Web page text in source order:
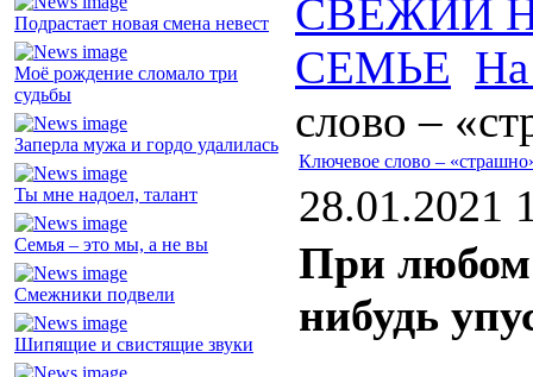
Подрастает новая смена невест
Моё рождение сломало три
судьбы
Заперла мужа и гордо удалилась
Ты мне надоел, талант
Семья – это мы, а не вы
Смежники подвели
Шипящие и свистящие звуки
СВЕЖИЙ
СЕМЬЕ На
слово –
Ключевое слово –
28.01.2021
При любом
нибудь